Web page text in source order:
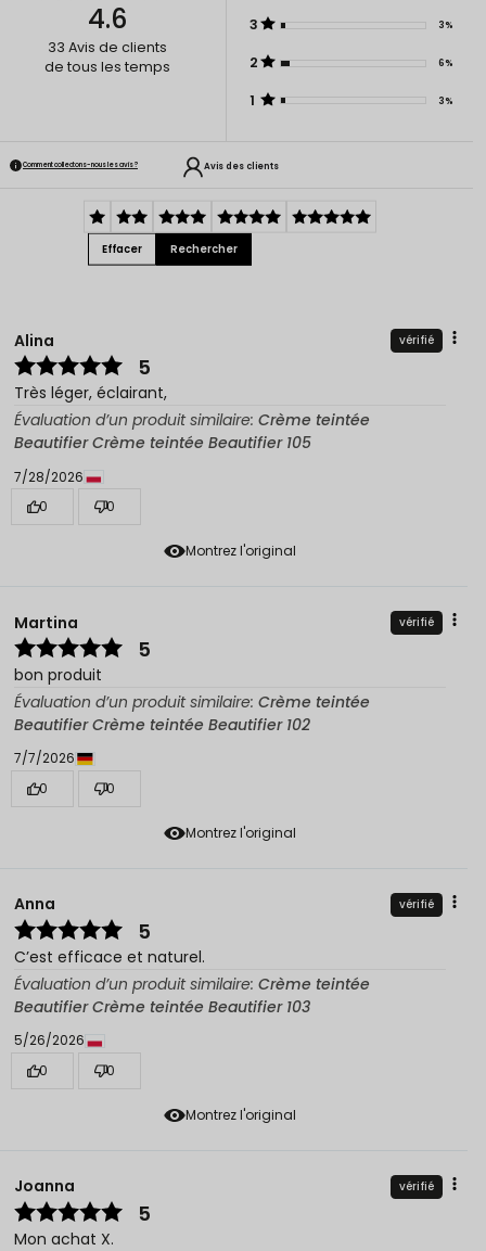
4.6
33 Avis de clients
de tous les temps
3 3%
2 6%
1 3%
Comment collectons-nous les avis ? Avis des clients
Effacer Rechercher
Montrez l'original
Alina vérifié
5
Très léger, éclairant,
Évaluation d’un produit similaire: Crème teintée
Beautifier Crème teintée Beautifier 105
7/28/2026
0
0
Montrez l'original
Martina vérifié
5
bon produit
Évaluation d’un produit similaire: Crème teintée
Beautifier Crème teintée Beautifier 102
7/7/2026
0
0
Montrez l'original
Anna vérifié
5
C’est efficace et naturel.
Évaluation d’un produit similaire: Crème teintée
Beautifier Crème teintée Beautifier 103
5/26/2026
0
0
Joanna vérifié
5
Mon achat X.